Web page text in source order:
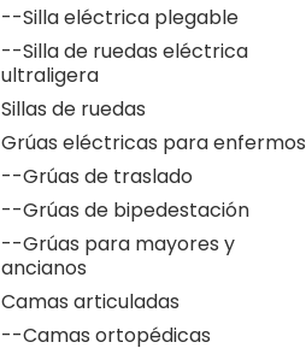
--Silla eléctrica plegable
--Silla de ruedas eléctrica
ultraligera
Sillas de ruedas
Grúas eléctricas para enfermos
--Grúas de traslado
--Grúas de bipedestación
--Grúas para mayores y
ancianos
Camas articuladas
--Camas ortopédicas